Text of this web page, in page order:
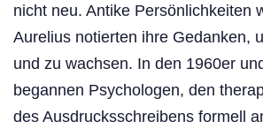
nicht neu. Antike Persönlichkeiten
Aurelius notierten ihre Gedanken,
und zu wachsen. In den 1960er
begannen Psychologen, den
des Ausdrucksschreibens formell